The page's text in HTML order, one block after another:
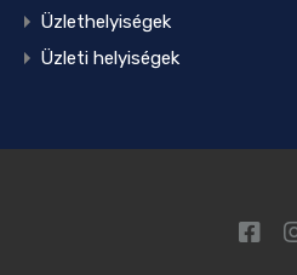
Üzlethelyiségek
Üzleti helyiségek